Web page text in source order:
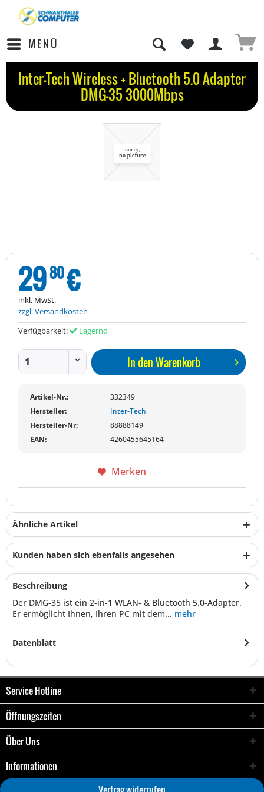
MENÜ
Inter-Tech Wireless + Bluetooth 5.0 Adapter
DMG-35 3000Mbps
2980€
inkl. MwSt.
zzgl. Versandkosten
Verfügbarkeit:
Lagernd
In denWarenkorb
Artikel-Nr.:
332349
Hersteller:
Inter-Tech
Hersteller-Nr:
88888149
EAN:
4260455645164
Merken
Ähnliche Artikel
Kunden haben sich ebenfalls angesehen
Beschreibung
Der DMG-35 ist ein 2-in-1 WLAN- & Bluetooth 5.0-Adapter.
Er ermöglicht Ihnen, Ihren PC mit dem... mehr
Datenblatt
Service Hotline
Öffnungszeiten
Über Uns
Informationen